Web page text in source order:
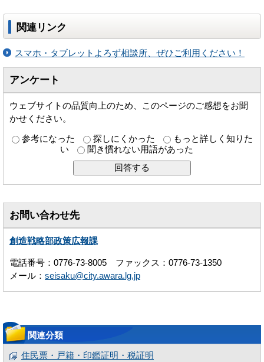
関連リンク
スマホ・タブレットよろず相談所、ぜひご利用ください！
アンケート
ウェブサイトの品質向上のため、このページのご感想をお聞
かせください。
参考になった 探しにくかった
もっと詳しく知りた
い
聞き慣れない用語があった
お問い合わせ先
創造戦略部政策広報課
電話番号：0776-73-8005 ファックス：0776-73-1350
メール： seisaku@city.awara.lg.jp
関連分類
住民票・戸籍・印鑑証明・税証明